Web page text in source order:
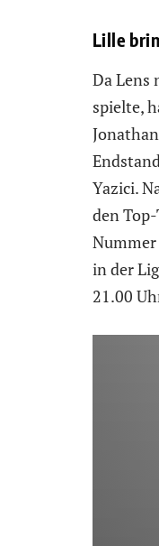
Lille
Da Lens
spielte,
Yazici.
den
Nummer
in der
21.00